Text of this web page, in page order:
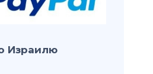
Израилю